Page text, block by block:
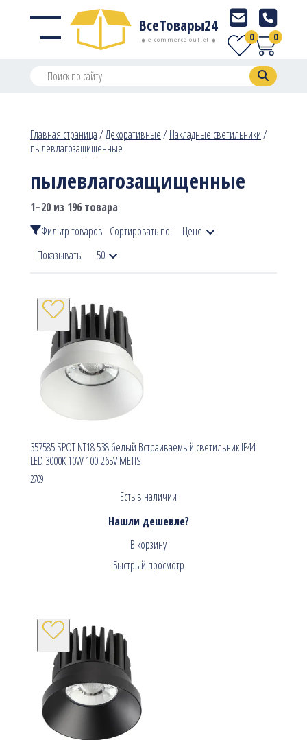
ВсеТовары24
e-commerce outlet 0
0
Главная страница/Декоративные/Накладные светильники/
пылевлагозащищенные
пылевлагозащищенные
1–20 из 196 товара
Фильтр товаров Сортировать по:
Цене
Показывать:
50
357585 SPOT NT18 538 белый Встраиваемый светильник IP44
LED 3000K 10W 100-265V METIS
2709
Есть в наличии
Нашли дешевле?
В корзину
Быстрый просмотр